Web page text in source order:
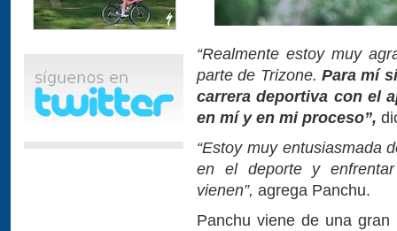
“Realmente estoy muy
parte de Trizone. Para mí
carrera deportiva con el
en mí y en mi proceso”,
“Estoy muy entusiasmada
en el deporte y
vienen”, agrega Panchu.
Panchu viene de una